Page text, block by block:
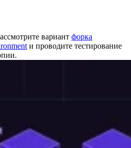
вариант форка
и проводите тестирование